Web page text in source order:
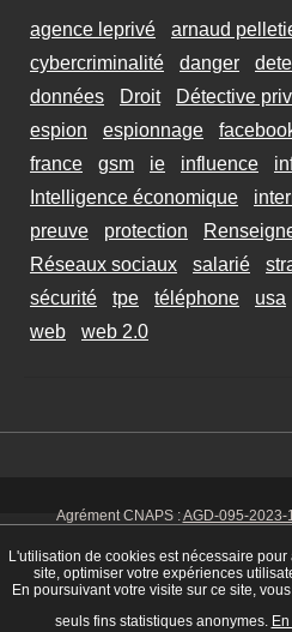
agence leprivé arnaud
cybercriminalité
danger
données
Droit Détective
espion
espionnage
france
gsm ie influence
Intelligence économique
preuve
protection
Réseaux sociaux
salarié
sécurité
tpe téléphone usa
web
web 2.0
Agrément CNAPS :AGD-095-
925 00038 - Code NAF 8030 Z -
01
L'utilisation de cookies est nécessaire
site, optimiser votre expériences
En poursuivant votre visite sur ce site,
seuls fins statistiques anonymes.